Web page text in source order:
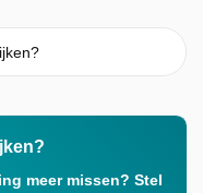
meer missen? Stel